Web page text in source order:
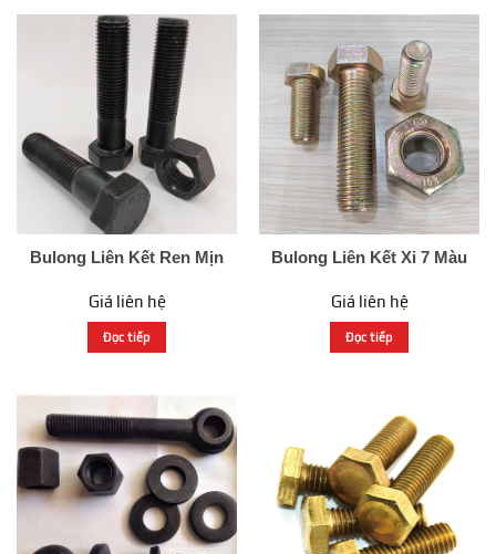
Bulong Liên Kết Ren Mịn
Giá liên hệ
Đọc tiếp
Bulong Liên Kết Xi 7 Màu
Giá liên hệ
Đọc tiếp